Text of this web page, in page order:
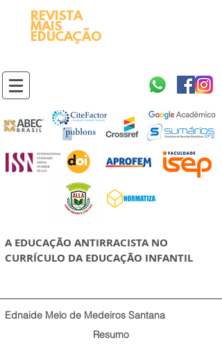
REVISTA
MAIS
EDUCAÇÃO
A EDUCAÇÃO ANTIRRACISTA NO
CURRÍCULO DA EDUCAÇÃO INFANTIL
Ednaide Melo de Medeiros Santana
Resumo